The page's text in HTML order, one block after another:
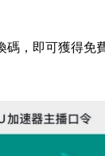
碼，即可獲得免